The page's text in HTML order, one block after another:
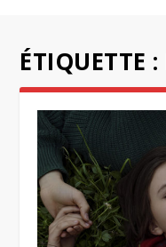
ÉTIQUETTE :